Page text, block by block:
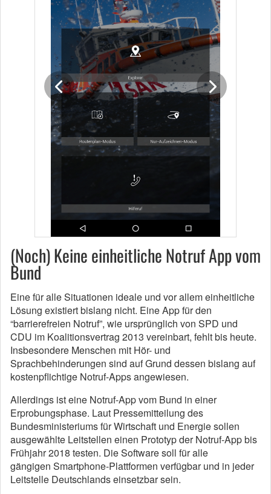
(Noch) Keine einheitliche Notruf App vom
Bund
Eine für alle Situationen ideale und vor allem einheitliche
Lösung existiert bislang nicht. Eine App für den
“barrierefreien Notruf”, wie ursprünglich von SPD und
CDU im Koalitionsvertrag 2013 vereinbart, fehlt bis heute.
Insbesondere Menschen mit Hör- und
Sprachbehinderungen sind auf Grund dessen bislang auf
kostenpflichtige Notruf-Apps angewiesen.
Allerdings ist eine Notruf-App vom Bund in einer
Erprobungsphase. Laut Pressemitteilung des
Bundesministeriums für Wirtschaft und Energie sollen
ausgewählte Leitstellen einen Prototyp der Notruf-App bis
Frühjahr 2018 testen. DieSoftwaresoll für alle
gängigen Smartphone-Plattformen verfügbar und in jeder
Leitstelle Deutschlands einsetzbar sein.